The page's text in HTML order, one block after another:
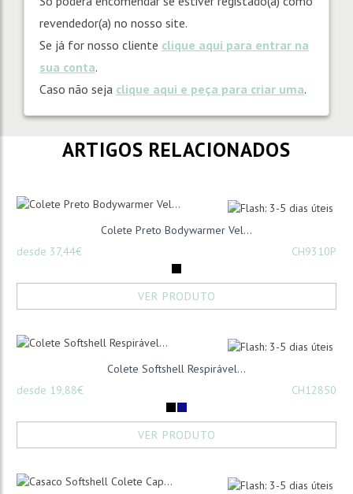
revendedor(a) no nosso site.
Se já for nosso cliente clique aqui para entrar na
sua conta.
Caso não seja clique aqui e peça para criar uma.
ARTIGOS RELACIONADOS
Colete Preto Bodywarmer Vel...
desde 37,44€
CH9310P
VER PRODUTO
Colete Softshell Respirável...
desde 19,88€
CH12850
VER PRODUTO